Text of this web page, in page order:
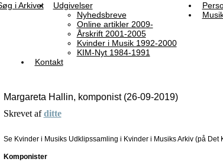
i Arkivet
Udgivelser
Nyhedsbreve
Online artikler 2009-
Årskrift 2001-2005
Kvinder i Musik 1992-2000
KIM-Nyt 1984-1991
Kontakt
Margareta Hallin, komponist (26-09-2019)
Skrevet afditte
Se Kvinder i Musiks Udklipssamling i Kvinder i Musiks Arkiv (på Det
Komponister